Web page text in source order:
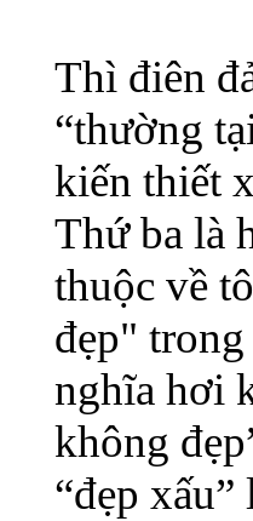
Thì điên
“thường
kiến thiết
Thứ ba là
thuộc về
đẹp"
nghĩa hơi
không
“đẹp